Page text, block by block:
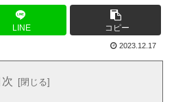
LINE コピー
2023.12.17
次